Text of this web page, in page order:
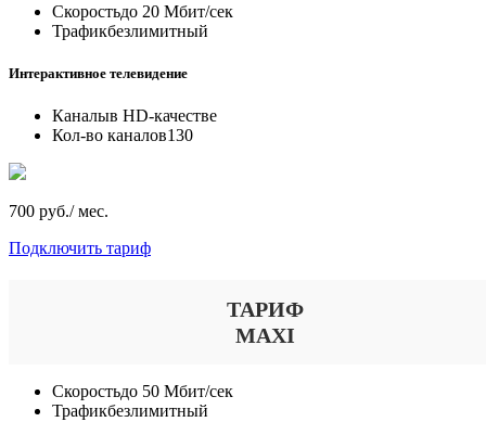
Скоростьдо 20 Мбит/сек
Трафикбезлимитный
Интерактивное телевидение
Каналыв HD-качестве
Кол-во каналов130
700 руб./ мес.
Подключить тариф
ТАРИФ
MAXI
Скоростьдо 50 Мбит/сек
Трафикбезлимитный